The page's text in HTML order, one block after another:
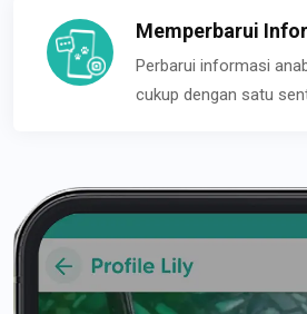
Memperbarui
Perbarui informasi
cukup dengan satu